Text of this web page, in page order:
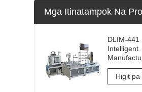
Mga Itinatampok Na
DLIM-441
Intelligent
Training
Equipment
Industry
Higit pa